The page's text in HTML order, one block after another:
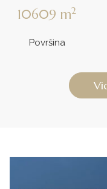
10609 m2
Površina